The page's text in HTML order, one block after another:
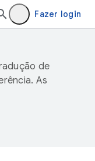
Fazer login
de
As